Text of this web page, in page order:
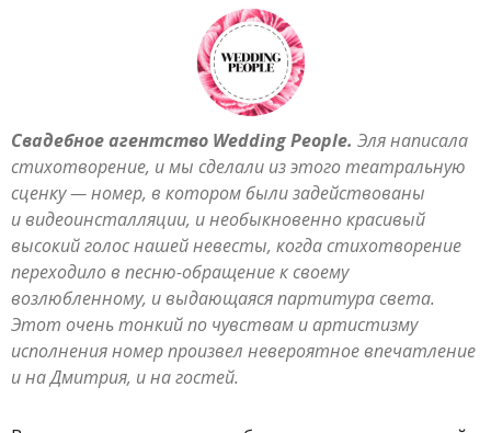
Свадебное агентство Wedding People. Эля написала
стихотворение, и мы сделали из этого театральную
сценку — номер, в котором были задействованы
и видеоинсталляции, и необыкновенно красивый
высокий голос нашей невесты, когда стихотворение
переходило в песню-обращение к своему
возлюбленному, и выдающаяся партитура света.
Этот очень тонкий по чувствам и артистизму
исполнения номер произвел невероятное впечатление
и на Дмитрия, и на гостей.